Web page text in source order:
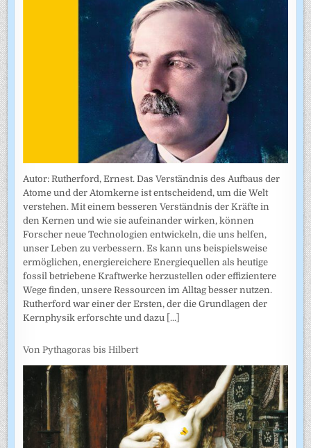
Autor: Rutherford, Ernest. Das Verständnis des Aufbaus der
Atome und der Atomkerne ist entscheidend, um die Welt
verstehen. Mit einem besseren Verständnis der Kräfte in
den Kernen und wie sie aufeinander wirken, können
Forscher neue Technologien entwickeln, die uns helfen,
unser Leben zu verbessern. Es kann uns beispielsweise
ermöglichen, energiereichere Energiequellen als heutige
fossil betriebene Kraftwerke herzustellen oder effizientere
Wege finden, unsere Ressourcen im Alltag besser nutzen.
Rutherford war einer der Ersten, der die Grundlagen der
Kernphysik erforschte und dazu [...]
Von Pythagoras bis Hilbert